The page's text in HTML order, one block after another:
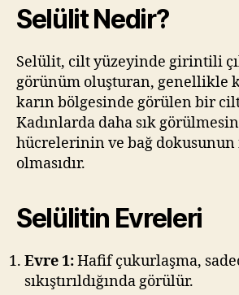
Selülit Nedir?
Selülit, cilt yüzeyinde girintili
görünüm oluşturan, genellikle
karın bölgesinde görülen bir
Kadınlarda daha sık
hücrelerinin ve bağ dokusunun
olmasıdır.
Selülitin Evreleri
Evre 1:Hafif çukurlaşma,
sıkıştırıldığında görülür.